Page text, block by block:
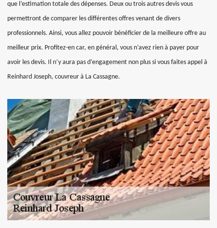
que l’estimation totale des dépenses. Deux ou trois autres devis vous
permettront de comparer les différentes offres venant de divers
professionnels. Ainsi, vous allez pouvoir bénéficier de la meilleure offre au
meilleur prix. Profitez-en car, en général, vous n’avez rien à payer pour
avoir les devis. Il n’y aura pas d’engagement non plus si vous faites appel à
Reinhard Joseph, couvreur à La Cassagne.